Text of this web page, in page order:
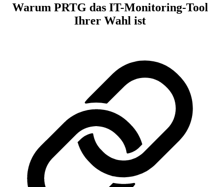
Warum PRTG das IT-Monitoring-Tool
Ihrer Wahl ist